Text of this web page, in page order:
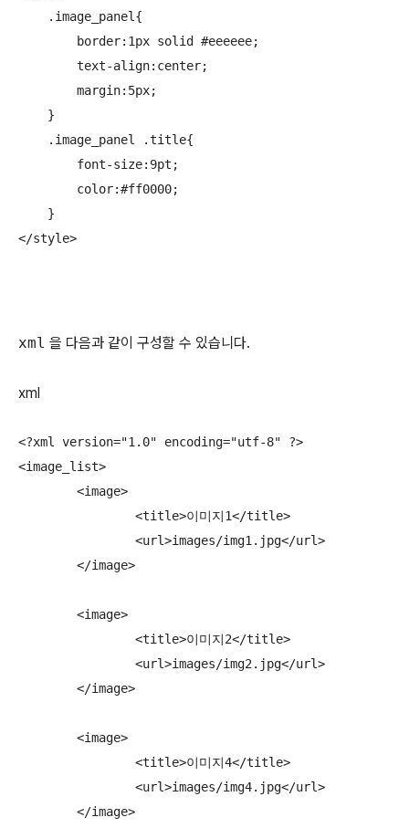
    .image_panel{
        border:1px solid #eeeeee;
        text-align:center;
        margin:5px;
    }
    .image_panel .title{
        font-size:9pt;
        color:#ff0000;
    }
</style>
xml 을 다음과 같이 구성할 수 있습니다.
xml
<?xml version="1.0" encoding="utf-8" ?>
<image_list>